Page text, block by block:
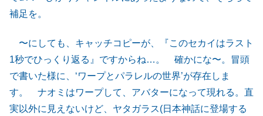
補足を。
〜にしても、キャッチコピーが、『このセカイはラスト
1秒でひっくり返る』ですからね…。 確かにな〜。冒頭
で書いた様に、‘ワープとパラレルの世界’が存在しま
す。 ナオミはワープして、アバターになって現れる。直
実以外に見えないけど、ヤタガラス(日本神話に登場する